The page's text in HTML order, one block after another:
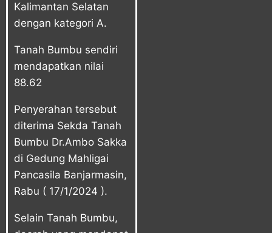
Kalimantan Selatan
dengan kategori A.
Tanah Bumbu sendiri
mendapatkan nilai
88.62
Penyerahan tersebut
diterima Sekda Tanah
Bumbu Dr.Ambo Sakka
di Gedung Mahligai
Pancasila Banjarmasin,
Rabu ( 17/1/2024 ).
Selain Tanah Bumbu,